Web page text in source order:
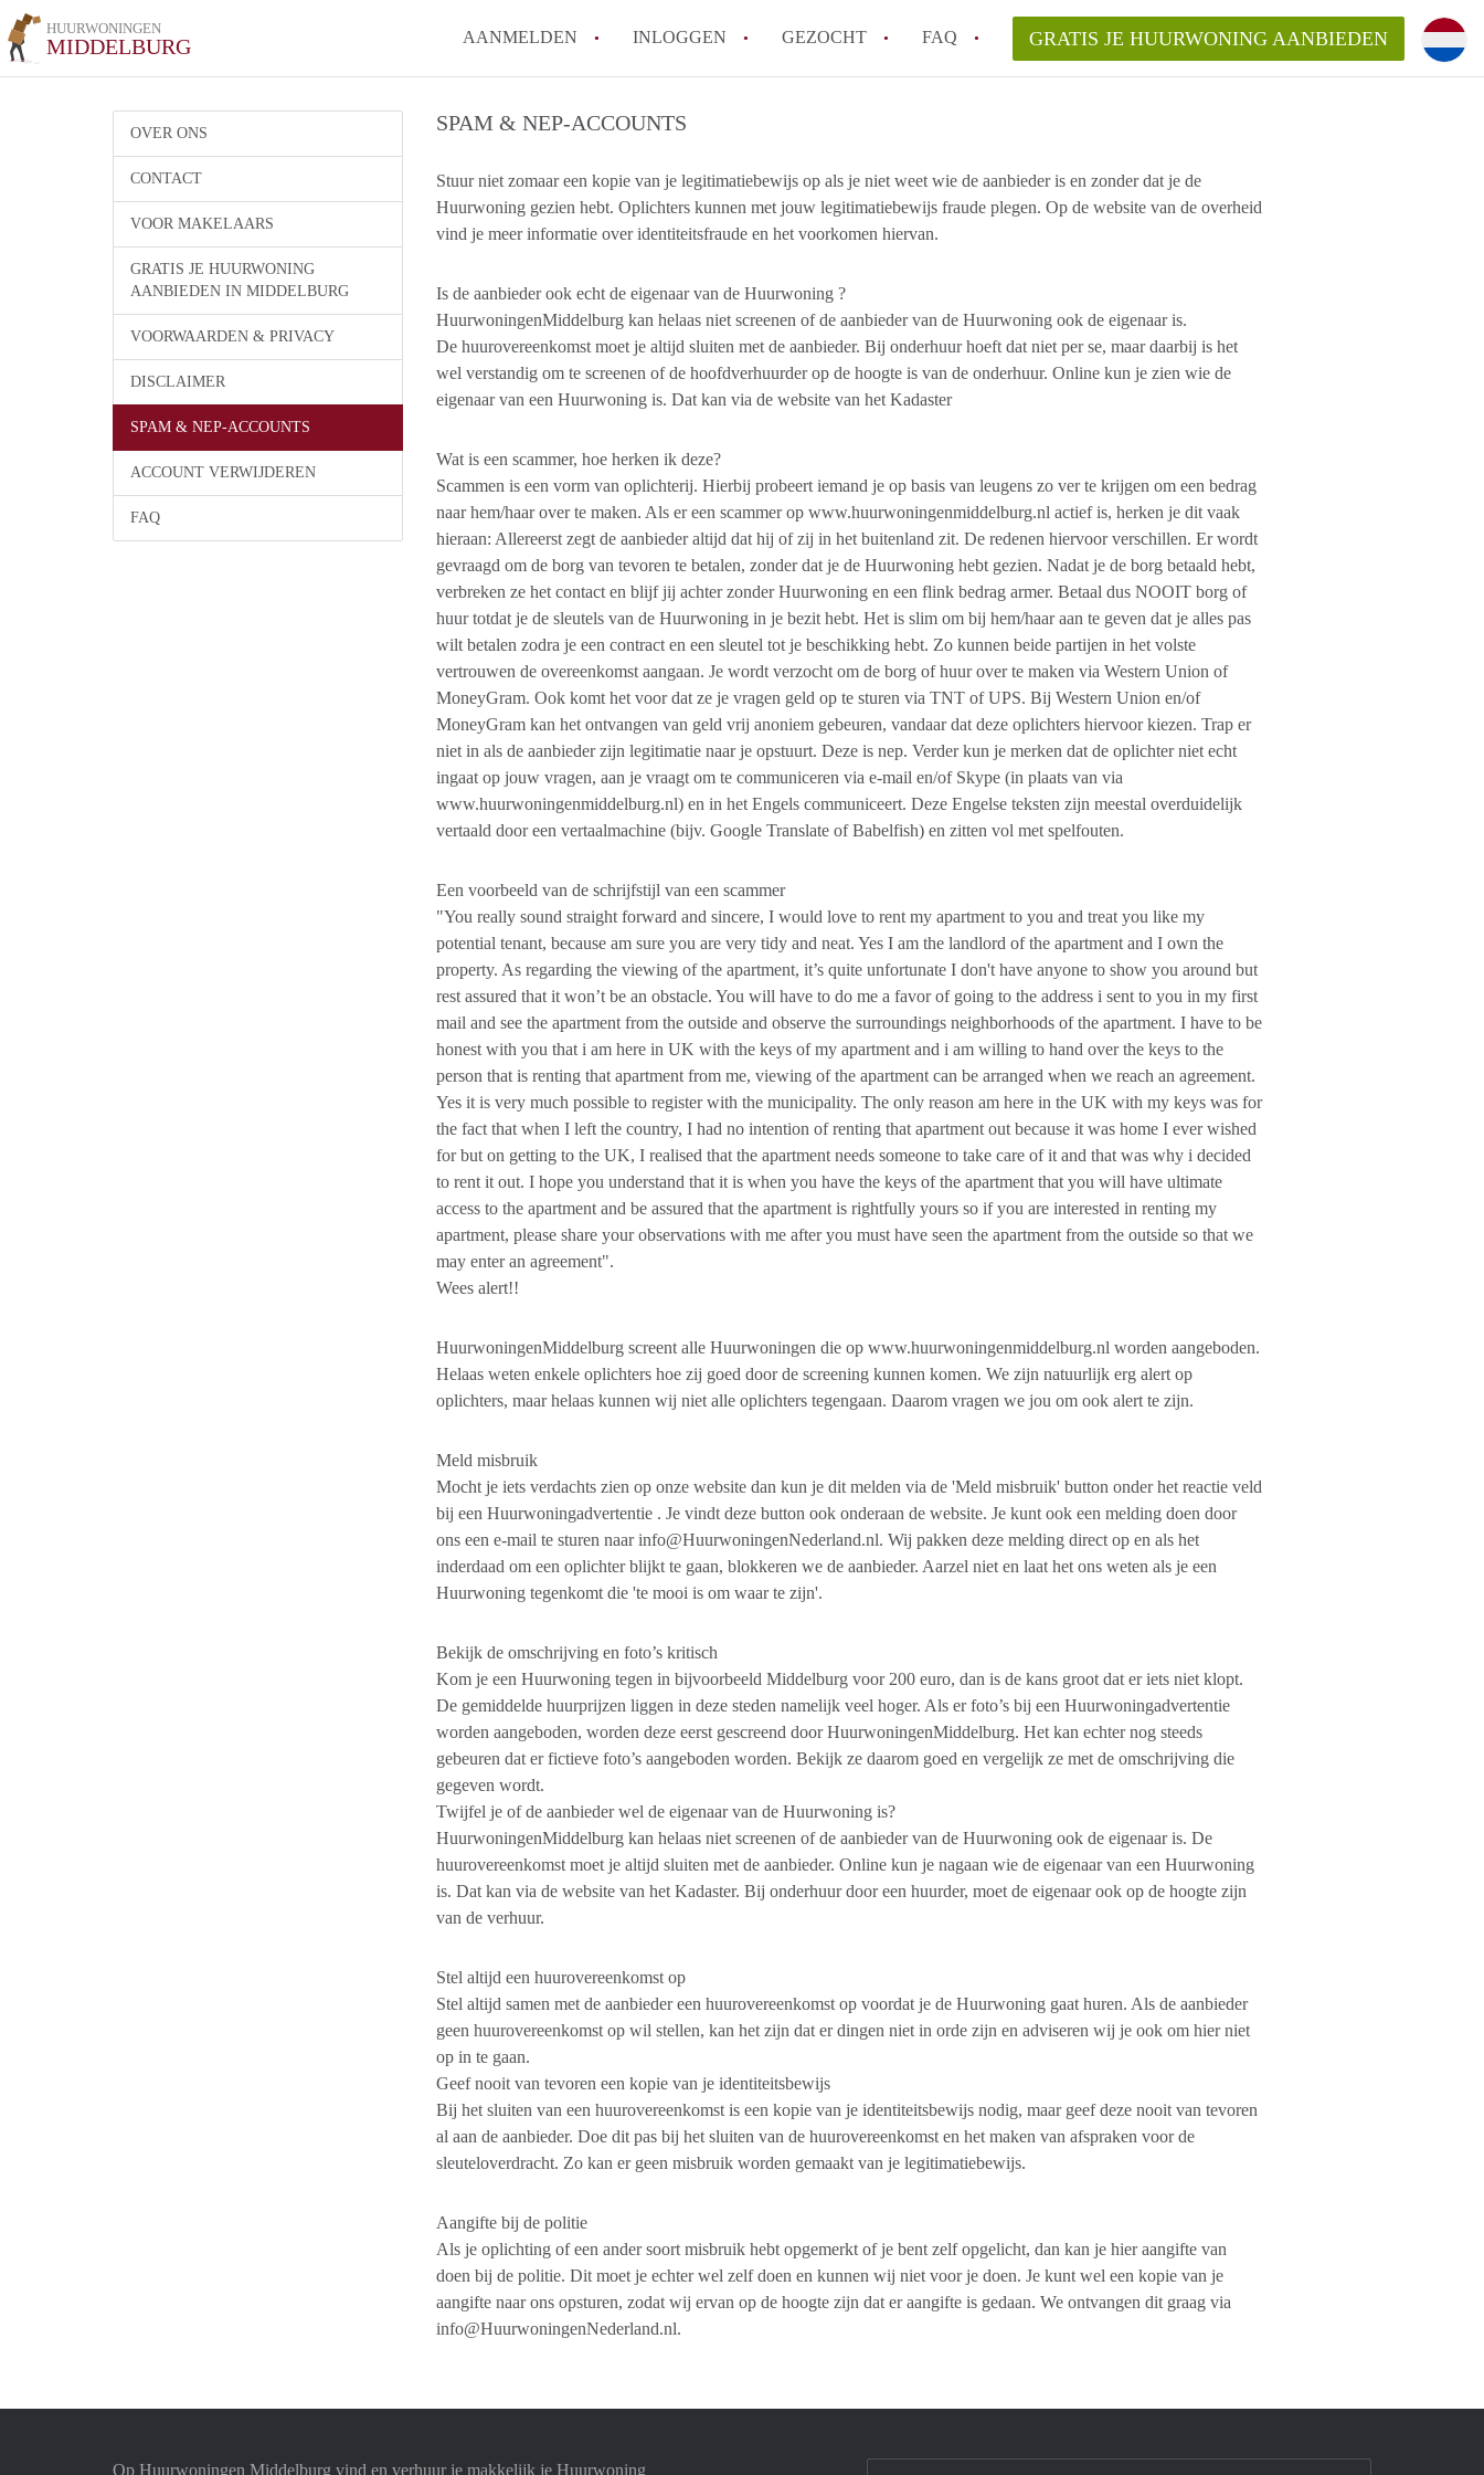
HUURWONINGEN
MIDDELBURG AANMELDEN INLOGGEN GEZOCHT FAQ
Wat is HuurwoningenMiddelburg?
Hoeveel kost het om te reageren op een Huurwoning in Middelburg?
Wat is de privacyverklaring van HuurwoningenMiddelburg?
makelaarsvergoeding/bemiddelingsvergoeding?
Alle veelgestelde vragen
GRATIS JE HUURWONING AANBIEDEN
OVER ONS
CONTACT
VOOR MAKELAARS
GRATIS JE HUURWONING
AANBIEDEN IN MIDDELBURG
VOORWAARDEN & PRIVACY
DISCLAIMER
SPAM & NEP-ACCOUNTS
ACCOUNT VERWIJDEREN
FAQ
SPAM & NEP-ACCOUNTS
Stuur niet zomaar een kopie van je legitimatiebewijs op als je niet weet wie de aanbieder is en zonder dat je de
Huurwoning gezien hebt. Oplichters kunnen met jouw legitimatiebewijs fraude plegen. Op de website van de overheid
vind je meer informatie over identiteitsfraude en het voorkomen hiervan.
Is de aanbieder ook echt de eigenaar van de Huurwoning ?
HuurwoningenMiddelburg kan helaas niet screenen of de aanbieder van de Huurwoning ook de eigenaar is.
De huurovereenkomst moet je altijd sluiten met de aanbieder. Bij onderhuur hoeft dat niet per se, maar daarbij is het
wel verstandig om te screenen of de hoofdverhuurder op de hoogte is van de onderhuur. Online kun je zien wie de
eigenaar van een Huurwoning is. Dat kan via de website van het Kadaster
Wat is een scammer, hoe herken ik deze?
Scammen is een vorm van oplichterij. Hierbij probeert iemand je op basis van leugens zo ver te krijgen om een bedrag
naar hem/haar over te maken. Als er een scammer op www.huurwoningenmiddelburg.nl actief is, herken je dit vaak
hieraan: Allereerst zegt de aanbieder altijd dat hij of zij in het buitenland zit. De redenen hiervoor verschillen. Er wordt
gevraagd om de borg van tevoren te betalen, zonder dat je de Huurwoning hebt gezien. Nadat je de borg betaald hebt,
verbreken ze het contact en blijf jij achter zonder Huurwoning en een flink bedrag armer. Betaal dus NOOIT borg of
huur totdat je de sleutels van de Huurwoning in je bezit hebt. Het is slim om bij hem/haar aan te geven dat je alles pas
wilt betalen zodra je een contract en een sleutel tot je beschikking hebt. Zo kunnen beide partijen in het volste
vertrouwen de overeenkomst aangaan. Je wordt verzocht om de borg of huur over te maken via Western Union of
MoneyGram. Ook komt het voor dat ze je vragen geld op te sturen via TNT of UPS. Bij Western Union en/of
MoneyGram kan het ontvangen van geld vrij anoniem gebeuren, vandaar dat deze oplichters hiervoor kiezen. Trap er
niet in als de aanbieder zijn legitimatie naar je opstuurt. Deze is nep. Verder kun je merken dat de oplichter niet echt
ingaat op jouw vragen, aan je vraagt om te communiceren via e-mail en/of Skype (in plaats van via
www.huurwoningenmiddelburg.nl) en in het Engels communiceert. Deze Engelse teksten zijn meestal overduidelijk
vertaald door een vertaalmachine (bijv. Google Translate of Babelfish) en zitten vol met spelfouten.
Een voorbeeld van de schrijfstijl van een scammer
"You really sound straight forward and sincere, I would love to rent my apartment to you and treat you like my
potential tenant, because am sure you are very tidy and neat. Yes I am the landlord of the apartment and I own the
property. As regarding the viewing of the apartment, it’s quite unfortunate I don't have anyone to show you around but
rest assured that it won’t be an obstacle. You will have to do me a favor of going to the address i sent to you in my first
mail and see the apartment from the outside and observe the surroundings neighborhoods of the apartment. I have to be
honest with you that i am here in UK with the keys of my apartment and i am willing to hand over the keys to the
person that is renting that apartment from me, viewing of the apartment can be arranged when we reach an agreement.
Yes it is very much possible to register with the municipality. The only reason am here in the UK with my keys was for
the fact that when I left the country, I had no intention of renting that apartment out because it was home I ever wished
for but on getting to the UK, I realised that the apartment needs someone to take care of it and that was why i decided
to rent it out. I hope you understand that it is when you have the keys of the apartment that you will have ultimate
access to the apartment and be assured that the apartment is rightfully yours so if you are interested in renting my
apartment, please share your observations with me after you must have seen the apartment from the outside so that we
may enter an agreement".
Wees alert!!
HuurwoningenMiddelburg screent alle Huurwoningen die op www.huurwoningenmiddelburg.nl worden aangeboden.
Helaas weten enkele oplichters hoe zij goed door de screening kunnen komen. We zijn natuurlijk erg alert op
oplichters, maar helaas kunnen wij niet alle oplichters tegengaan. Daarom vragen we jou om ook alert te zijn.
Meld misbruik
Mocht je iets verdachts zien op onze website dan kun je dit melden via de 'Meld misbruik' button onder het reactie veld
bij een Huurwoningadvertentie . Je vindt deze button ook onderaan de website. Je kunt ook een melding doen door
ons een e-mail te sturen naar info@HuurwoningenNederland.nl. Wij pakken deze melding direct op en als het
inderdaad om een oplichter blijkt te gaan, blokkeren we de aanbieder. Aarzel niet en laat het ons weten als je een
Huurwoning tegenkomt die 'te mooi is om waar te zijn'.
Bekijk de omschrijving en foto’s kritisch
Kom je een Huurwoning tegen in bijvoorbeeld Middelburg voor 200 euro, dan is de kans groot dat er iets niet klopt.
De gemiddelde huurprijzen liggen in deze steden namelijk veel hoger. Als er foto’s bij een Huurwoningadvertentie
worden aangeboden, worden deze eerst gescreend door HuurwoningenMiddelburg. Het kan echter nog steeds
gebeuren dat er fictieve foto’s aangeboden worden. Bekijk ze daarom goed en vergelijk ze met de omschrijving die
gegeven wordt.
Twijfel je of de aanbieder wel de eigenaar van de Huurwoning is?
HuurwoningenMiddelburg kan helaas niet screenen of de aanbieder van de Huurwoning ook de eigenaar is. De
huurovereenkomst moet je altijd sluiten met de aanbieder. Online kun je nagaan wie de eigenaar van een Huurwoning
is. Dat kan via de website van het Kadaster. Bij onderhuur door een huurder, moet de eigenaar ook op de hoogte zijn
van de verhuur.
Stel altijd een huurovereenkomst op
Stel altijd samen met de aanbieder een huurovereenkomst op voordat je de Huurwoning gaat huren. Als de aanbieder
geen huurovereenkomst op wil stellen, kan het zijn dat er dingen niet in orde zijn en adviseren wij je ook om hier niet
op in te gaan.
Geef nooit van tevoren een kopie van je identiteitsbewijs
Bij het sluiten van een huurovereenkomst is een kopie van je identiteitsbewijs nodig, maar geef deze nooit van tevoren
al aan de aanbieder. Doe dit pas bij het sluiten van de huurovereenkomst en het maken van afspraken voor de
sleuteloverdracht. Zo kan er geen misbruik worden gemaakt van je legitimatiebewijs.
Aangifte bij de politie
Als je oplichting of een ander soort misbruik hebt opgemerkt of je bent zelf opgelicht, dan kan je hier aangifte van
doen bij de politie. Dit moet je echter wel zelf doen en kunnen wij niet voor je doen. Je kunt wel een kopie van je
aangifte naar ons opsturen, zodat wij ervan op de hoogte zijn dat er aangifte is gedaan. We ontvangen dit graag via
info@HuurwoningenNederland.nl.
Op Huurwoningen Middelburg vind en verhuur je makkelijk je Huurwoning